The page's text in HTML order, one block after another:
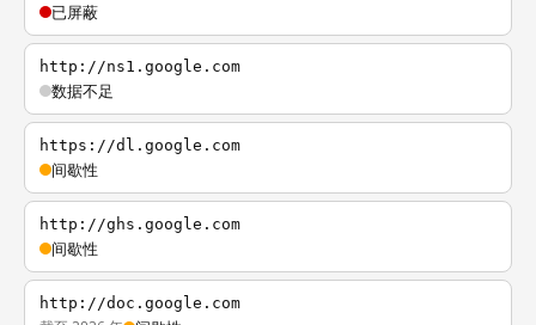
已屏蔽
http://ns1.google.com
数据不足
https://dl.google.com
间歇性
http://ghs.google.com
间歇性
http://doc.google.com